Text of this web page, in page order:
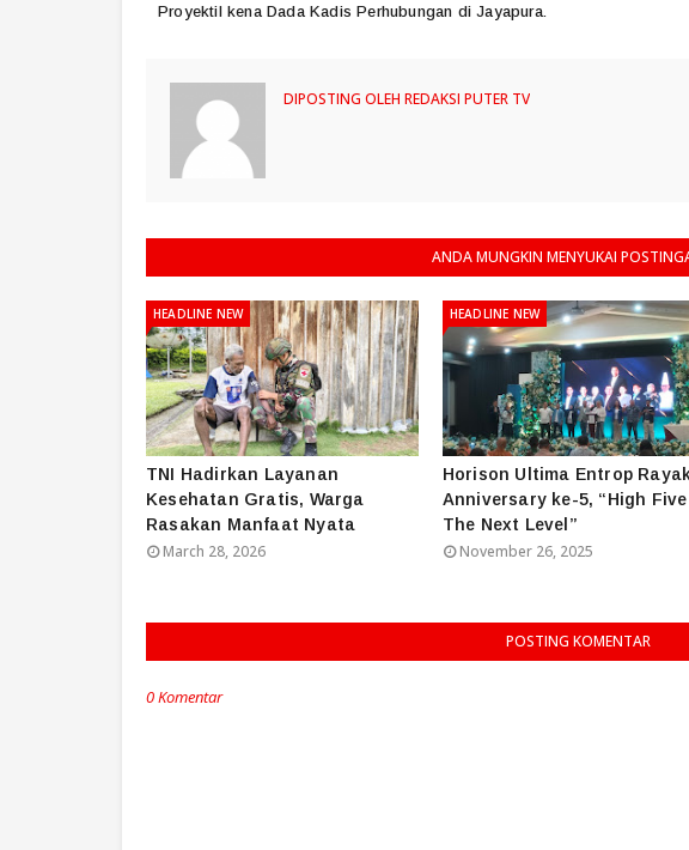
Proyektil kena Dada Kadis Perhubungan di Jayapura.
DIPOSTING OLEH REDAKSI PUTER TV
ANDA MUNGKIN MENYUKAI
HEADLINE NEW
TNI Hadirkan Layanan
Kesehatan Gratis, Warga
Rasakan Manfaat Nyata
March 28, 2026
HEADLINE NEW
Horison Ultima Entrop
Anniversary ke-5, “High Five
The Next Level”
November 26, 2025
POSTING KOMENTAR
0 Komentar